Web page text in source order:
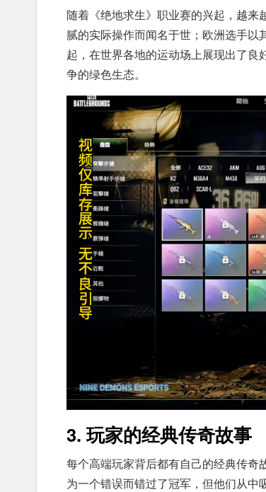
随着《绝地求生》职业赛的兴起，越来
腻的实际操作而闻名于世；欧洲选手
起，在世界各地的运动场上展现出了
争的绿色生态。
3. 玩家的经典传奇故事
每个高端玩家背后都有自己的经典传奇
为一个错误而错过了冠军，但他们从